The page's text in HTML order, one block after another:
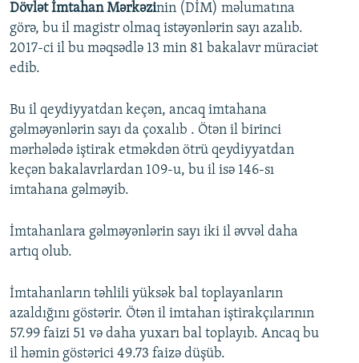
Dövlət İmtahan Mərkəzinin (DİM) məlumatına
görə, bu il magistr olmaq istəyənlərin sayı azalıb.
2017-ci il bu məqsədlə 13 min 81 bakalavr müraciət
edib.
Bu il qeydiyyatdan keçən, ancaq imtahana
gəlməyənlərin sayı da çoxalıb . Ötən il birinci
mərhələdə iştirak etməkdən ötrü qeydiyyatdan
keçən bakalavrlardan 109-u, bu il isə 146-sı
imtahana gəlməyib.
İmtahanlara gəlməyənlərin sayı iki il əvvəl daha
artıq olub.
İmtahanların təhlili yüksək bal toplayanların
azaldığını göstərir. Ötən il imtahan iştirakçılarının
57.99 faizi 51 və daha yuxarı bal toplayıb. Ancaq bu
il həmin göstərici 49.73 faizə düşüb.